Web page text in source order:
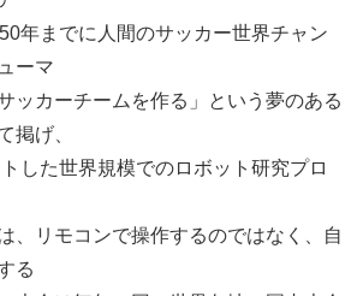
年までに人間のサッカー世界チャン
ーマ
ッカーチームを作る」という夢のある
掲げ、
した世界規模でのロボット研究プロ
、リモコンで操作するのではなく、自
る